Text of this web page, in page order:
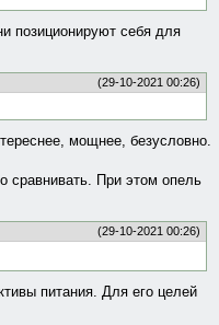
позиционируют себя для
(29-10-2021 00:26)
мощнее, безусловно.
При этом опель
(29-10-2021 00:26)
питания. Для его целей